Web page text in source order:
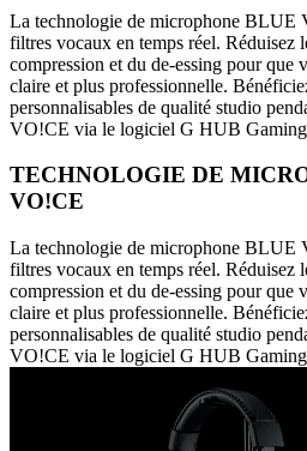
La technologie de microphone BLUE
filtres vocaux en temps réel. Réduisez
compression et du de-essing pour
claire et plus professionnelle.
personnalisables de qualité studio
VO!CE via le logiciel G HUB
TECHNOLOGIE DE
VO!CE
La technologie de microphone BLUE
filtres vocaux en temps réel. Réduisez
compression et du de-essing pour
claire et plus professionnelle.
personnalisables de qualité studio
VO!CE via le logiciel G HUB